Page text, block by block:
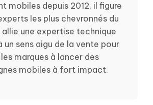
mobiles depuis 2012, il figure
les plus chevronnés du
allie une expertise technique
un sens aigu de la vente pour
marques à lancer des
mobiles à fort impact.